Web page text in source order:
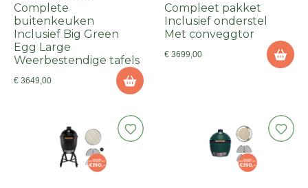
Complete
buitenkeuken
Inclusief Big Green
Egg Large
Weerbestendige tafels
€ 3649,00
Compleet pakket
Inclusief onderstel
Met conveggtor
€ 3699,00